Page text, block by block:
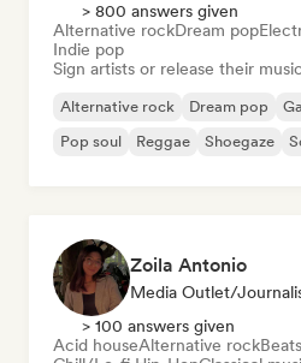
> 800 answers given
Alternative rockDream pop
Indie pop
Sign artists or release their music
Alternative rock Dream pop
Pop soul
Reggae Shoegaze
Zoila Antonio
Media Outlet/
> 100 answers given
Acid houseAlternative rock